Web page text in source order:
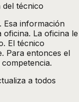
del técnico
Esa información
oficina. La oficina le
El técnico
Para entonces el
a todos